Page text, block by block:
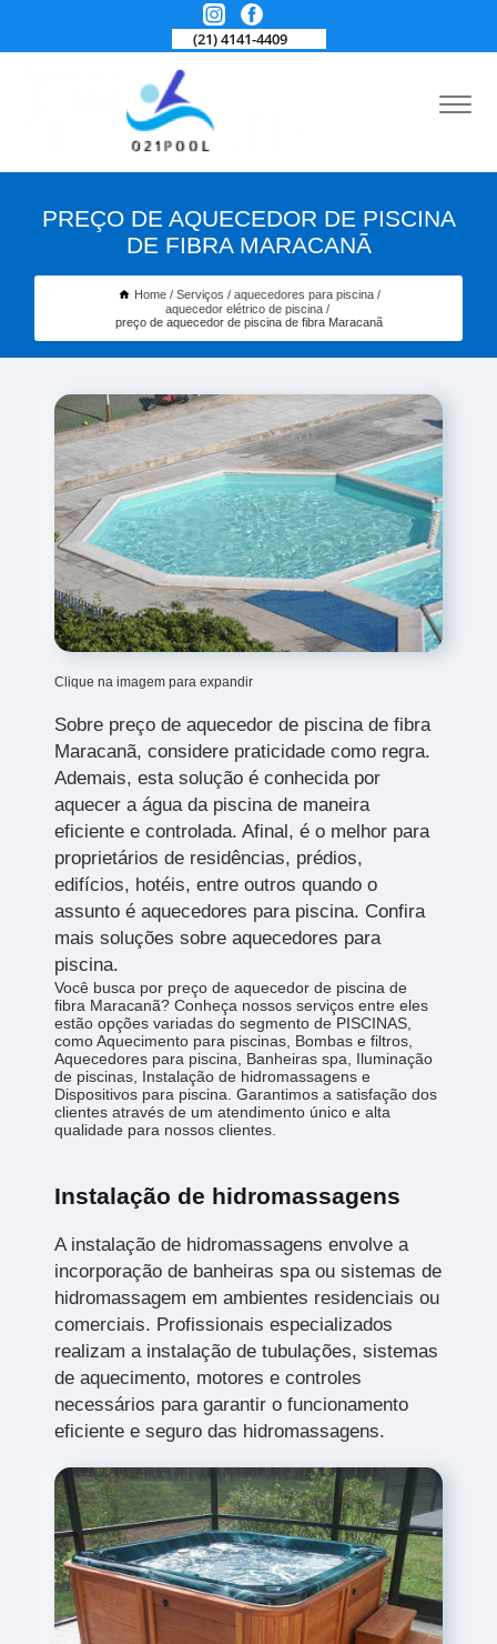
(21) 4141-4409
PREÇO DE AQUECEDOR DE PISCINA
DE FIBRA MARACANÃ
Home Serviços
aquecedores para piscina
aquecedor elétrico de piscina
preço de aquecedor de piscina de fibra Maracanã
Clique na imagem para expandir
Sobre preço de aquecedor de piscina de fibra
Maracanã, considere praticidade como regra.
Ademais, esta solução é conhecida por
aquecer a água da piscina de maneira
eficiente e controlada. Afinal, é o melhor para
proprietários de residências, prédios,
edifícios, hotéis, entre outros quando o
assunto é aquecedores para piscina. Confira
mais soluções sobre aquecedores para
piscina.
Você busca por preço de aquecedor de piscina de
fibra Maracanã? Conheça nossos serviços entre eles
estão opções variadas do segmento de PISCINAS,
como Aquecimento para piscinas, Bombas e filtros,
Aquecedores para piscina, Banheiras spa, Iluminação
de piscinas, Instalação de hidromassagens e
Dispositivos para piscina. Garantimos a satisfação dos
clientes através de um atendimento único e alta
qualidade para nossos clientes.
Instalação de hidromassagens
A instalação de hidromassagens envolve a
incorporação de banheiras spa ou sistemas de
hidromassagem em ambientes residenciais ou
comerciais. Profissionais especializados
realizam a instalação de tubulações, sistemas
de aquecimento, motores e controles
necessários para garantir o funcionamento
eficiente e seguro das hidromassagens.